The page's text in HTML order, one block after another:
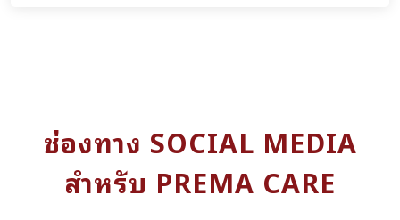
ช่องทาง SOCIAL MEDIA
สำหรับ PREMA CARE